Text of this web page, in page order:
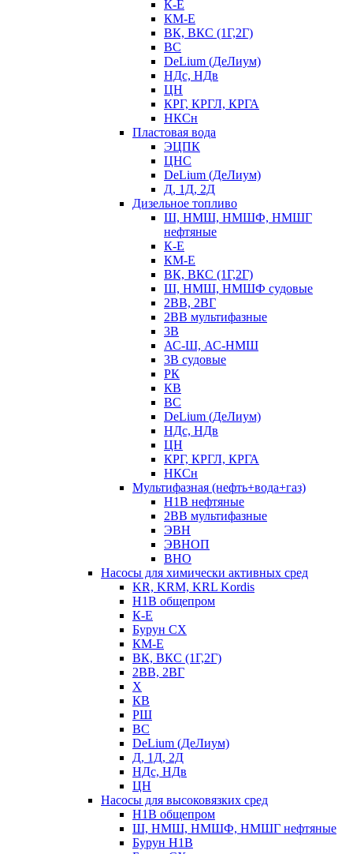
К-Е
КМ-Е
ВК, ВКС (1Г,2Г)
ВС
DeLium (ДеЛиум)
НДс, НДв
ЦН
КРГ, КРГЛ, КРГА
НКСн
Пластовая вода
ЭЦПК
ЦНС
DeLium (ДеЛиум)
Д, 1Д, 2Д
Дизельное топливо
Ш, НМШ, НМШФ, НМШГ
нефтяные
К-Е
КМ-Е
ВК, ВКС (1Г,2Г)
Ш, НМШ, НМШФ судовые
2ВВ, 2ВГ
2ВВ мультифазные
3В
АС-Ш, АС-НМШ
3В судовые
РК
КВ
ВС
DeLium (ДеЛиум)
НДс, НДв
ЦН
КРГ, КРГЛ, КРГА
НКСн
Мультифазная (нефть+вода+газ)
Н1В нефтяные
2ВВ мультифазные
ЭВН
ЭВНОП
ВНО
Насосы для химически активных сред
KR, KRM, KRL Kordis
Н1В общепром
К-Е
Бурун СХ
КМ-Е
ВК, ВКС (1Г,2Г)
2ВВ, 2ВГ
Х
КВ
РШ
ВС
DeLium (ДеЛиум)
Д, 1Д, 2Д
НДс, НДв
ЦН
Насосы для высоковязких сред
Н1В общепром
Ш, НМШ, НМШФ, НМШГ нефтяные
Бурун Н1В